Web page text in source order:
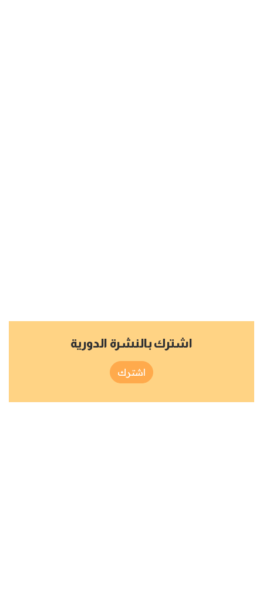
اشترك بالنشرة الدورية
اشترك